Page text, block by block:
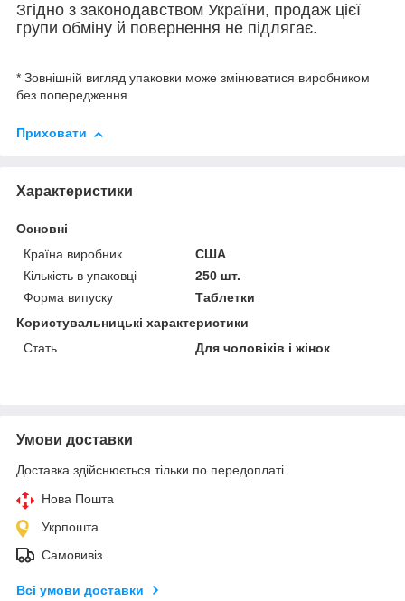
Згідно з законодавством України, продаж цієї
групи обміну й повернення не підлягає.
* Зовнішній вигляд упаковки може змінюватися виробником
без попередження.
Приховати
Характеристики
Основні
Країна виробник
США
Кількість в упаковці
250 шт.
Форма випуску
Таблетки
Користувальницькі характеристики
Стать
Для чоловіків і жінок
Умови доставки
Доставка здійснюється тільки по передоплаті.
Нова Пошта
Укрпошта
Самовивіз
Всі умови доставки